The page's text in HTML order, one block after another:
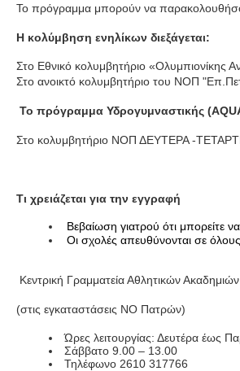
Το πρόγραμμα μπορούν να
Η κολύμβηση ενηλίκων διεξάγεται:
Στο Εθνικό κολυμβητήριο
Στο ανοικτό κολυμβητήριο του ΝΟΠ
Το πρόγραμμα Υδρογυμναστικής (AQUA
Στο κολυμβητήριο ΝΟΠ ΔΕΥΤΕΡΑ -
Τι χρειάζεται για την εγγραφή
Βεβαίωση γιατρού ότι μπορείτε
Οι σχολές απευθύνονται σε
Κεντρική Γραμματεία Αθλητικών
(στις εγκαταστάσεις ΝΟ Πατρών)
Ώρες λειτουργίας: Δευτέρα έως
Σάββατο 9.00 – 13.00
Τηλέφωνο 2610 317766